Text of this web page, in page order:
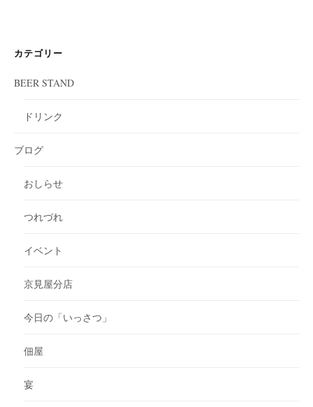
カテゴリー
BEER STAND
ドリンク
ブログ
おしらせ
つれづれ
イベント
京見屋分店
今日の「いっさつ」
佃屋
宴